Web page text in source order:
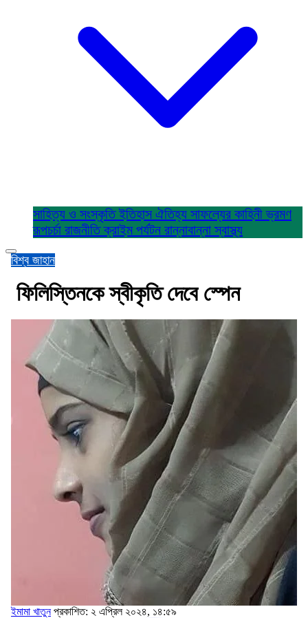
সাহিত্য ও সংস্কৃতিইতিহাস ঐতিহ্য সাফল্যের কাহিনীভ্রমণ
রূপচর্চা রাজনীতিক্রাইম পর্যটন রান্নাবান্নাস্বাস্থ্য
বিশ্ব জাহান
ফিলিস্তিনকে স্বীকৃতি দেবে স্পেন
ইমামা খাতুন প্রকাশিত: ২ এপ্রিল ২০২৪, ১৪:৫৯